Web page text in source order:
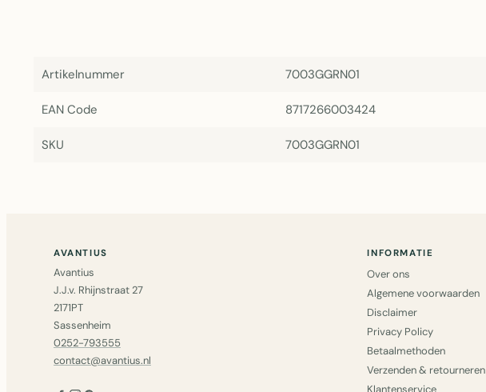
Artikelnummer 7003GGRN01
EAN Code 8717266003424
SKU 7003GGRN01
AVANTIUS
Avantius
J.J.v. Rhijnstraat 27
2171PT
Sassenheim
0252-793555
contact@avantius.nl
INFORMATIE
Over ons
Algemene voorwaarden
Disclaimer
Privacy Policy
Betaalmethoden
Verzenden & retourneren
Klantenservice